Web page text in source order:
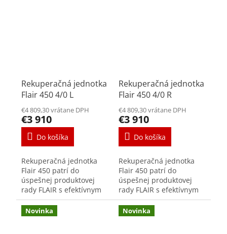
Rekuperačná jednotka
Flair 450 4/0 L
€4 809,30 vrátane DPH
€3 910
Do košíka
Rekuperačná jednotka
Flair 450 patrí do
úspešnej produktovej
rady FLAIR s efektívnym
výkonom až 450m³/h.
Vysoká účinnosť,
jednoduchá inštalácia a
Rekuperačná jednotka
Flair 450 4/0 R
€4 809,30 vrátane DPH
€3 910
Do košíka
Rekuperačná jednotka
Flair 450 patrí do
úspešnej produktovej
rady FLAIR s efektívnym
výkonom až 450m³/h.
Vysoká účinnosť,
jednoduchá inštalácia a
Novinka Novinka